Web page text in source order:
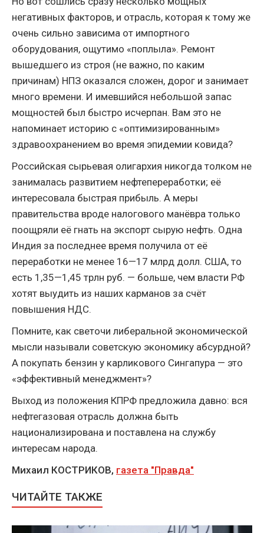
негативных факторов, и отрасль, которая к тому же
очень сильно зависима от импортного
оборудования, ощутимо «поплыла». Ремонт
вышедшего из строя (не важно, по каким
причинам) НПЗ оказался сложен, дорог и занимает
много времени. И имевшийся небольшой запас
мощностей был быстро исчерпан. Вам это не
напоминает историю с «оптимизированным»
здравоохранением во время эпидемии ковида?
Российская сырьевая олигархия никогда толком не
занималась развитием нефтепереработки; её
интересовала быстрая прибыль. А меры
правительства вроде налогового манёвра только
поощряли её гнать на экспорт сырую нефть. Одна
Индия за последнее время получила от её
переработки не менее 16—17 млрд долл. США, то
есть 1,35—1,45 трлн руб. — больше, чем власти РФ
хотят выудить из наших карманов за счёт
повышения НДС.
Помните, как светочи либеральной экономической
мысли называли советскую экономику абсурдной?
А покупать бензин у карликового Сингапура — это
«эффективный менеджмент»?
Выход из положения КПРФ предложила давно: вся
нефтегазовая отрасль должна быть
национализирована и поставлена на службу
интересам народа.
Михаил КОСТРИКОВ, газета "Правда"
ЧИТАЙТЕ ТАКЖЕ